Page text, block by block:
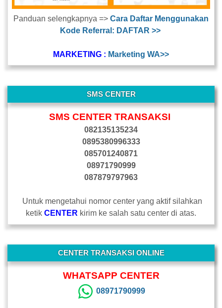
Panduan selengkapnya => Cara Daftar Menggunakan
Kode Referral: DAFTAR >>
MARKETING : Marketing WA>>
SMS CENTER
SMS CENTER TRANSAKSI
082135135234
0895380996333
085701240871
08971790999
087879797963
Untuk mengetahui nomor center yang aktif silahkan
ketik CENTER kirim ke salah satu center di atas.
CENTER TRANSAKSI ONLINE
WHATSAPP CENTER
08971790999